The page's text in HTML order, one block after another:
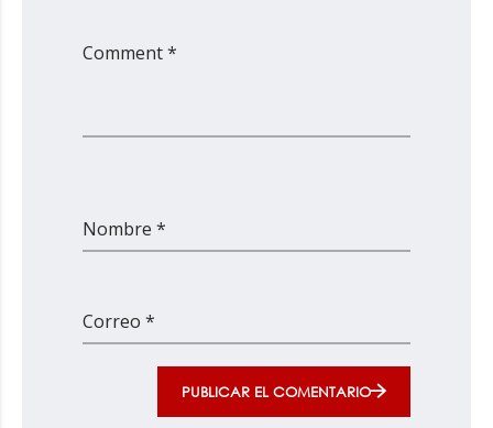
Comment *
Nombre *
Correo *
PUBLICAR EL COMENTARIO